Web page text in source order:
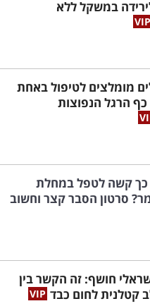
במשקל ללא
מומלצים לטיפול באחת
הרגל הנפוצות
כך קשה לטפל במחלת
סרטון הסבר קצר וחשוב
חושף: זה הקשר בין
קטלנית לחום כבד